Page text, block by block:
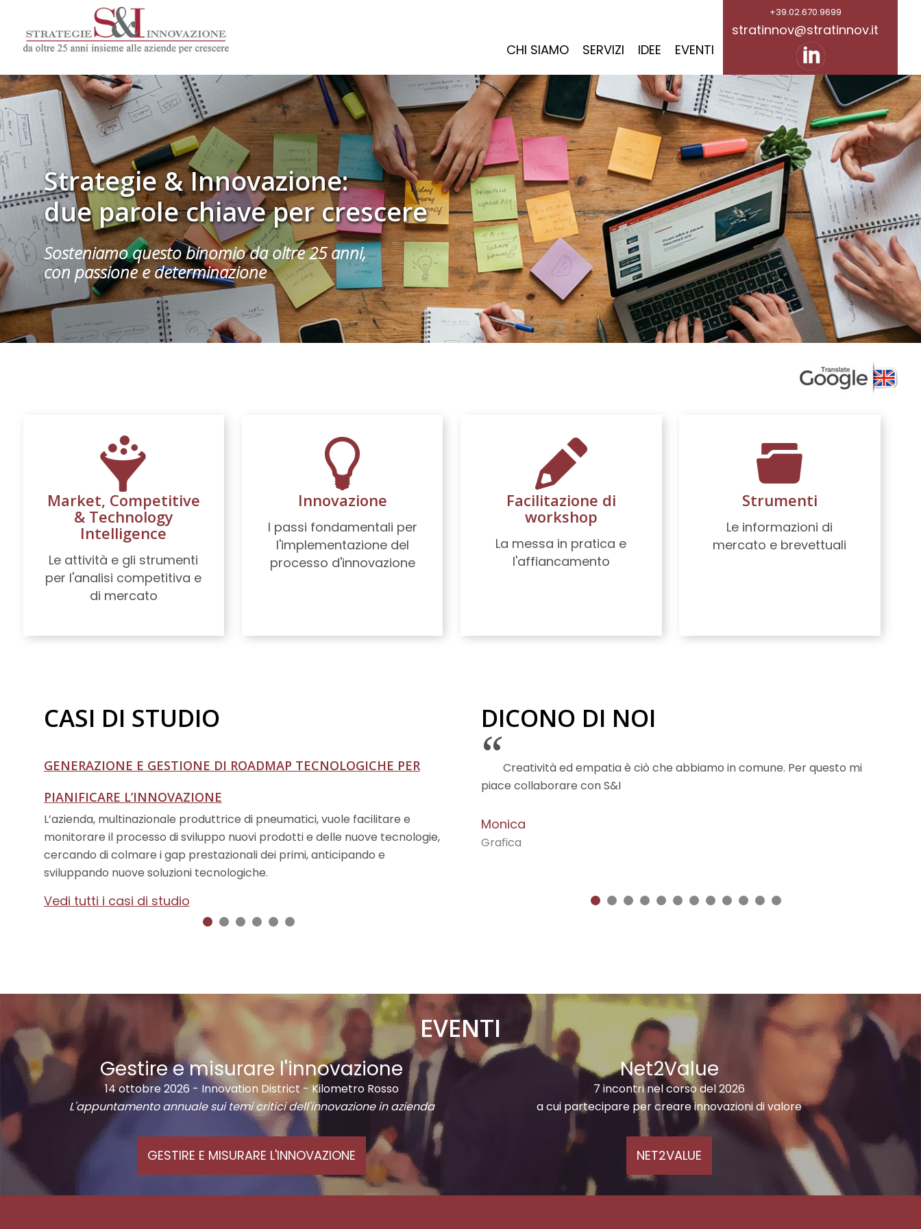
CHI SIAMO SERVIZI IDEE EVENTI
+39.02.670.9699
stratinnov@stratinnov.it
Strategie & Innovazione:
due parole chiave per crescere
Sosteniamo questo binomio da oltre 25 anni,
con passione e determinazione
Market, Competitive
& Technology
Intelligence
Le attività e gli strumenti
per l'analisi competitiva e
di mercato
Innovazione
I passi fondamentali per
l'implementazione del
processo d'innovazione
Facilitazione di
workshop
La messa in pratica e
l'affiancamento
Strumenti
Le informazioni di
mercato e brevettuali
CASI DI STUDIO
GENERAZIONE E GESTIONE DI ROADMAP TECNOLOGICHE PER
PIANIFICARE L’INNOVAZIONE
L’azienda, multinazionale produttrice di pneumatici, vuole facilitare e
monitorare il processo di sviluppo nuovi prodotti e delle nuove tecnologie,
cercando di colmare i gap prestazionali dei primi, anticipando e
sviluppando nuove soluzioni tecnologiche.
Vedi tutti i casi di studio
EFFICIENTARE IL PROCESSO DI INNOVAZIONE
MIGLIORARE LE COMPETENZE E CAPACITÀ DEL TEAM
INNOVAZIONE
COMPRENDERE LE POTENZIALITÀ DI UN NUOVO MERCATO
RICERCA DI UN PARTNER TECNOLOGICO PER DIVERSIFICARE IL
PORTAFOGLIO PRODOTTI
WAR GAME PER DEFINIRE LA STRATEGIA E DELINEARE SCENARI
FUTURI
DICONO DI NOI
“Creatività ed empatia è ciò che abbiamo in comune. Per questo mi
piace collaborare con S&I
Monica
Grafica
EVENTI
Gestire e misurare l'innovazione
14 ottobre 2026 - Innovation District - Kilometro Rosso
L'appuntamento annuale sui temi critici dell'innovazione in azienda
GESTIRE E MISURARE L'INNOVAZIONE
Net2Value
7 incontri nel corso del 2026
a cui partecipare per creare innovazioni di valore
NET2VALUE